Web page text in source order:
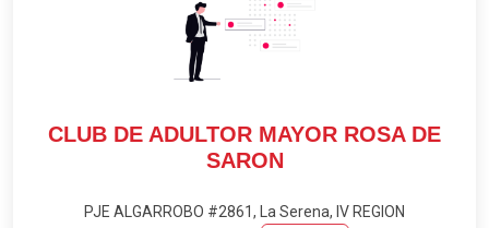
CLUB DE ADULTOR MAYOR ROSA DE
SARON
PJE ALGARROBO #2861, La Serena, IV REGION